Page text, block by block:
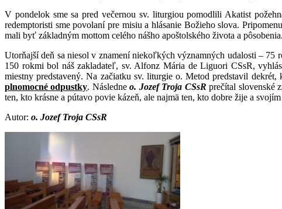
V pondelok sme sa pred večernou sv. liturgiou pomodlili Akatist
redemptoristi sme povolaní pre misiu a hlásanie Božieho slova.
mali byť základným mottom celého nášho apoštolského života a pôsobenia.
Utorňajší deň sa niesol v znamení niekoľkých významných udalosti –
150 rokmi bol náš zakladateľ, sv. Alfonz Mária de Liguori CSsR,
miestny predstavený. Na začiatku sv. liturgie o. Metod predstavil
plnomocné odpustky. Následneo. Jozef Troja CSsR prečítal slovenské
ten, kto krásne a pútavo povie kázeň, ale najmä ten, kto dobre žije a
Autor: o. Jozef Troja CSsR